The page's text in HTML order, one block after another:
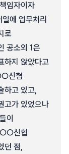
임자이자
에 업무처리
로
공소외 1은
하지 않았다고
신협
하고 있고,
고가 있었으나
이
○○신협
던 점,